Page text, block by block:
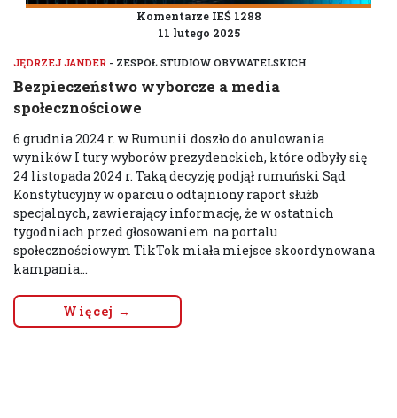
Komentarze IEŚ 1288
11 lutego 2025
JĘDRZEJ JANDER - ZESPÓŁ STUDIÓW OBYWATELSKICH
Bezpieczeństwo wyborcze a media
społecznościowe
6 grudnia 2024 r. w Rumunii doszło do anulowania
wyników I tury wyborów prezydenckich, które odbyły się
24 listopada 2024 r. Taką decyzję podjął rumuński Sąd
Konstytucyjny w oparciu o odtajniony raport służb
specjalnych, zawierający informację, że w ostatnich
tygodniach przed głosowaniem na portalu
społecznościowym TikTok miała miejsce skoordynowana
kampania...
Więcej →